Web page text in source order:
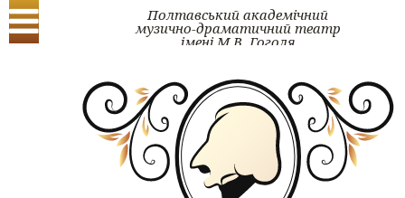
Полтавський академічний
музично-драматичний театр
імені М.В. Гоголя
ЗМІ про нас